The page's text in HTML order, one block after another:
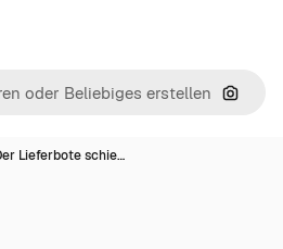
Nach
Lieferbote schie…